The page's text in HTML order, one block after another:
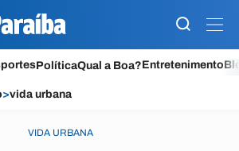
PolíticaQual a Boa?Entretenimento
>vida urbana
VIDA URBANA